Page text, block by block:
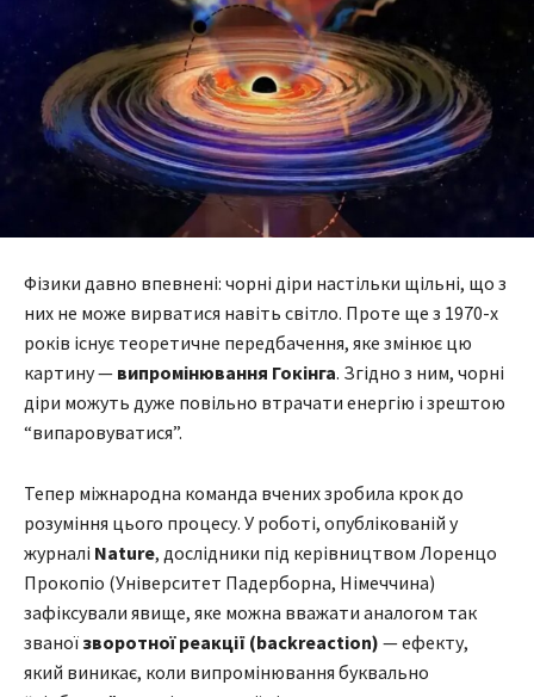
Фізики давно впевнені: чорні діри настільки щільні, що з
них не може вирватися навіть світло. Проте ще з 1970-х
років існує теоретичне передбачення, яке змінює цю
картину — випромінювання Гокінга. Згідно з ним, чорні
діри можуть дуже повільно втрачати енергію і зрештою
“випаровуватися”.
Тепер міжнародна команда вчених зробила крок до
розуміння цього процесу. У роботі, опублікованій у
журналі Nature, дослідники під керівництвом Лоренцо
Прокопіо (Університет Падерборна, Німеччина)
зафіксували явище, яке можна вважати аналогом так
званої зворотної реакції (backreaction) — ефекту,
який виникає, коли випромінювання буквально